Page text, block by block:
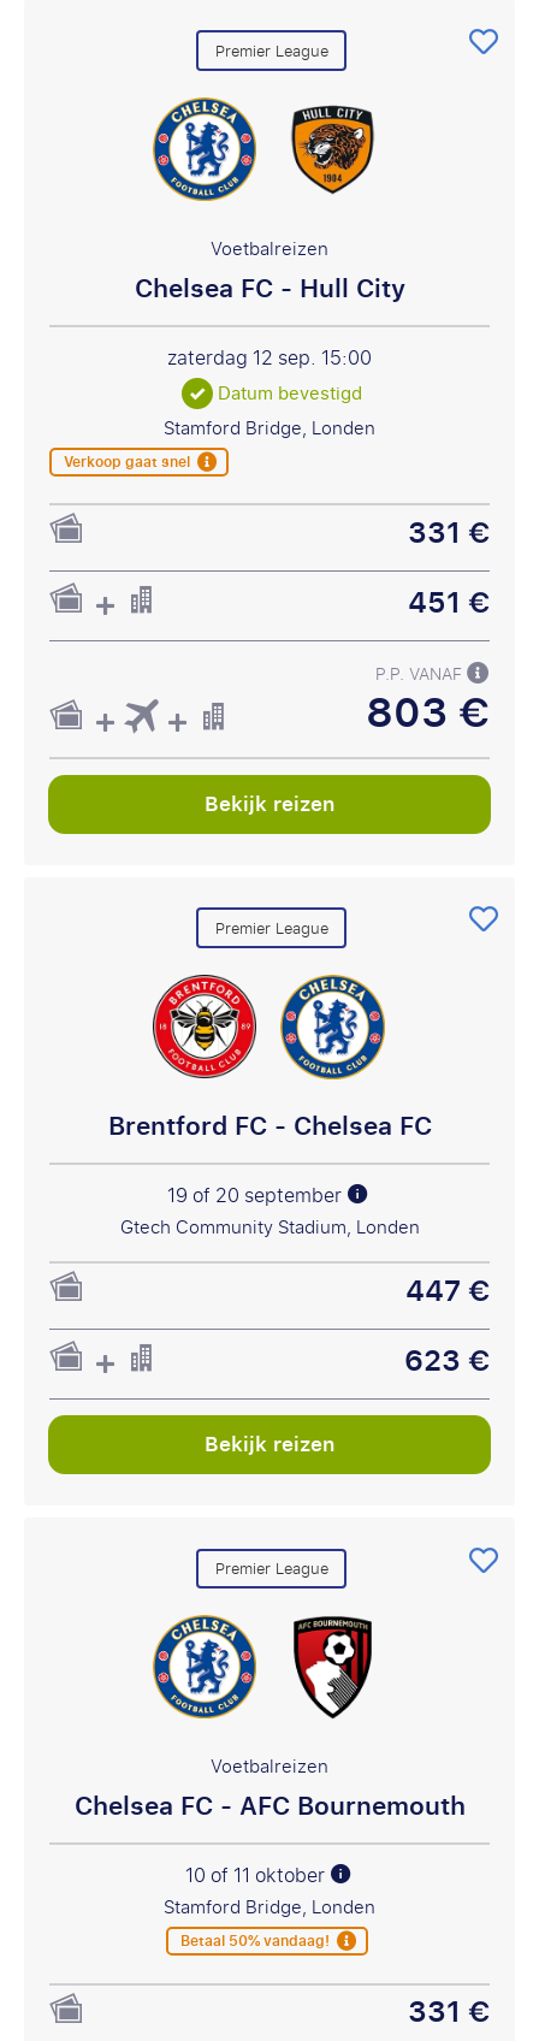
Premier League
Voetbalreizen
Chelsea FC - Hull City
zaterdag 12 sep. 15:00
Datum bevestigd
Stamford Bridge, Londen
Verkoop gaat snel
331 €
451 €
P.P. VANAF
803 €
Bekijk reizen
Premier League
Brentford FC - Chelsea FC
19 of 20 september
Gtech Community Stadium, Londen
447 €
623 €
Bekijk reizen
Premier League
Voetbalreizen
Chelsea FC - AFC Bournemouth
10 of 11 oktober
Stamford Bridge, Londen
Betaal 50% vandaag!
331 €